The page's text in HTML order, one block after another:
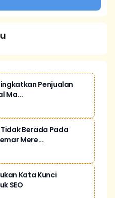
Penjualan
Ma...
Berada Pada
Mere...
Kata Kunci
SEO